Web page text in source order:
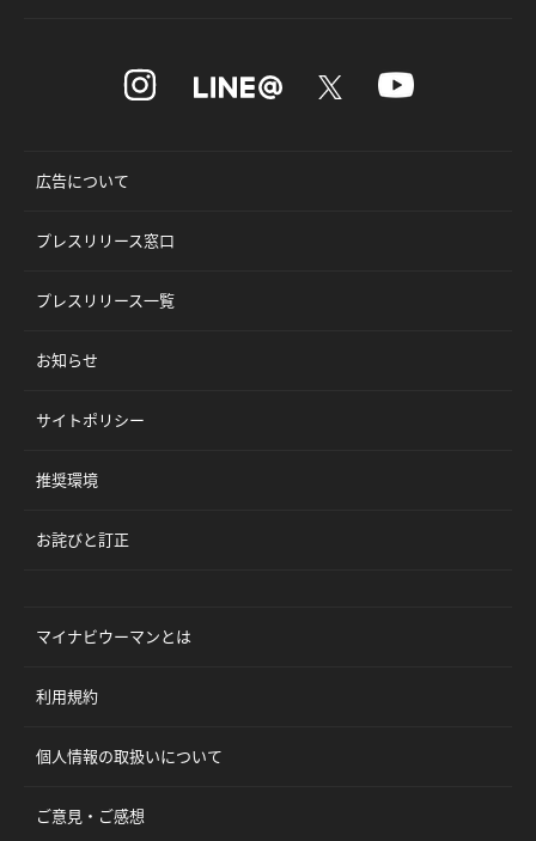
広告について
プレスリリース窓口
プレスリリース一覧
お知らせ
サイトポリシー
推奨環境
お詫びと訂正
マイナビウーマンとは
利用規約
個人情報の取扱いについて
ご意見・ご感想